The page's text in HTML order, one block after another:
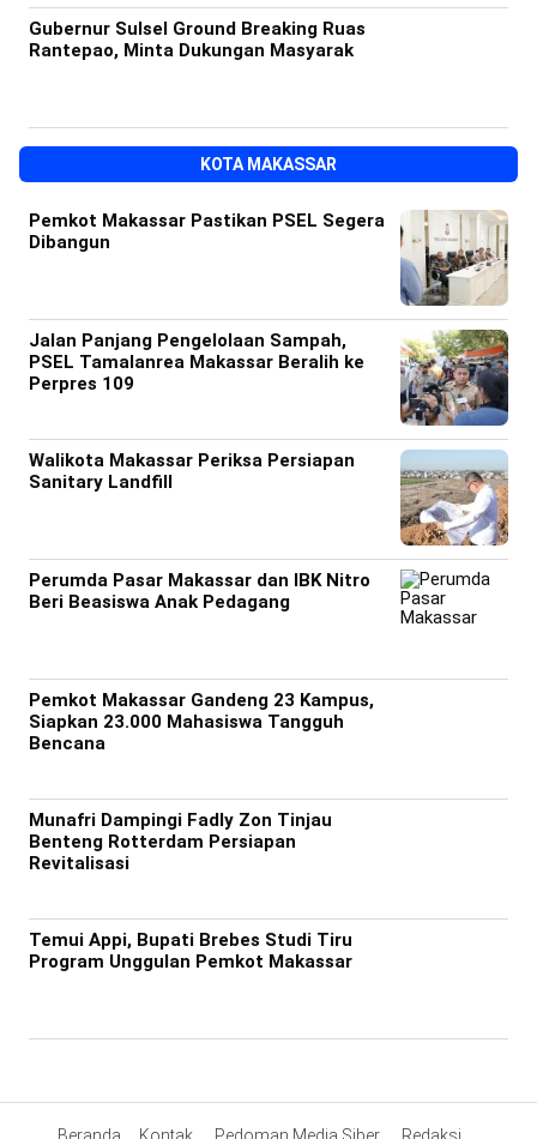
Gubernur Sulsel Ground Breaking Ruas
Rantepao, Minta Dukungan Masyarak
KOTA MAKASSAR
Pemkot Makassar Pastikan PSEL Segera
Dibangun
Jalan Panjang Pengelolaan Sampah,
PSEL Tamalanrea Makassar Beralih ke
Perpres 109
Walikota Makassar Periksa Persiapan
Sanitary Landfill
Perumda Pasar Makassar dan IBK Nitro
Beri Beasiswa Anak Pedagang
Pemkot Makassar Gandeng 23 Kampus,
Siapkan 23.000 Mahasiswa Tangguh
Bencana
Munafri Dampingi Fadly Zon Tinjau
Benteng Rotterdam Persiapan
Revitalisasi
Temui Appi, Bupati Brebes Studi Tiru
Program Unggulan Pemkot Makassar